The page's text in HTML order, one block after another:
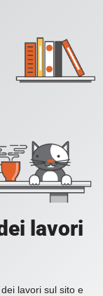
lavori
lavori sul sito e